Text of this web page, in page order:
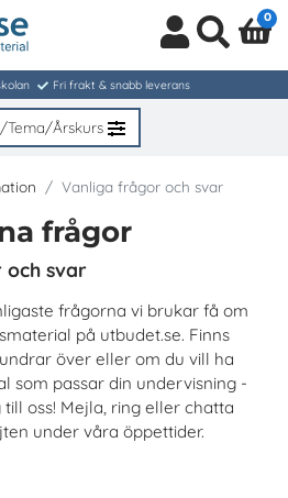
in
/
0
Fri frakt & snabb leverans
Tema/Årskurs
Vanliga frågor och svar
frågor
och svar
frågorna vi brukar få om
på utbudet.se. Finns
över eller om du vill ha
som passar din undervisning -
oss! Mejla, ring eller chatta
under våra öppettider.